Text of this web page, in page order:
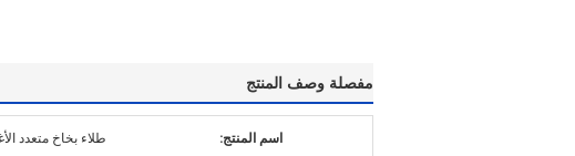
مفصلة وصف المنتج
اسم المنتج: طلاء بخاخ متعدد